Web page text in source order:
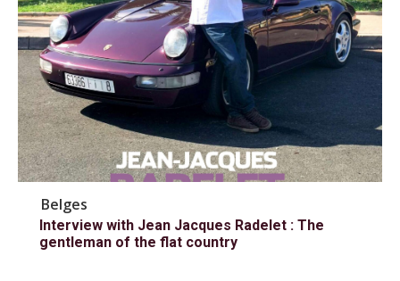
Belges
Interview with Jean Jacques Radelet : The
gentleman of the flat country